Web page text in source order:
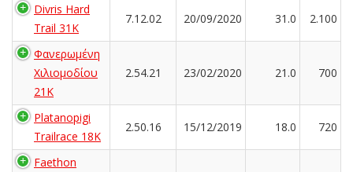
Divris Hard
Trail 31K
7.12.02 20/09/2020 31.0 2.100
Φανερωμένη
Χιλιομοδίου
21Κ
2.54.21 23/02/2020 21.0 700
Platanopigi
Trailrace 18K
2.50.16 15/12/2019 18.0 720
Faethon